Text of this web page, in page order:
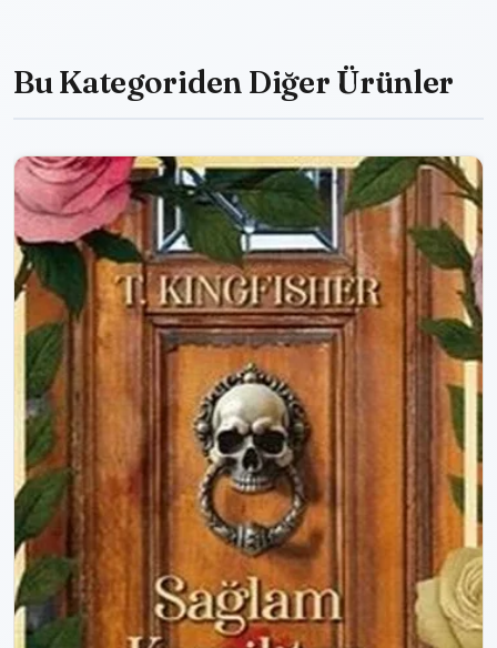
Bu Kategoriden Diğer Ürünler